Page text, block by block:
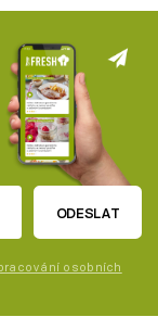
ODESLAT
osobních